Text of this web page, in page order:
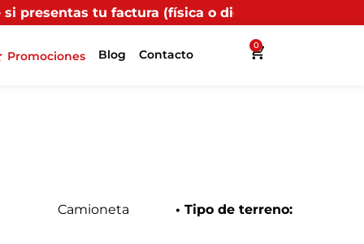
o digital) en uno de nuestros puntos
Promociones Blog Contacto
0
Camioneta • Tipo de terreno: